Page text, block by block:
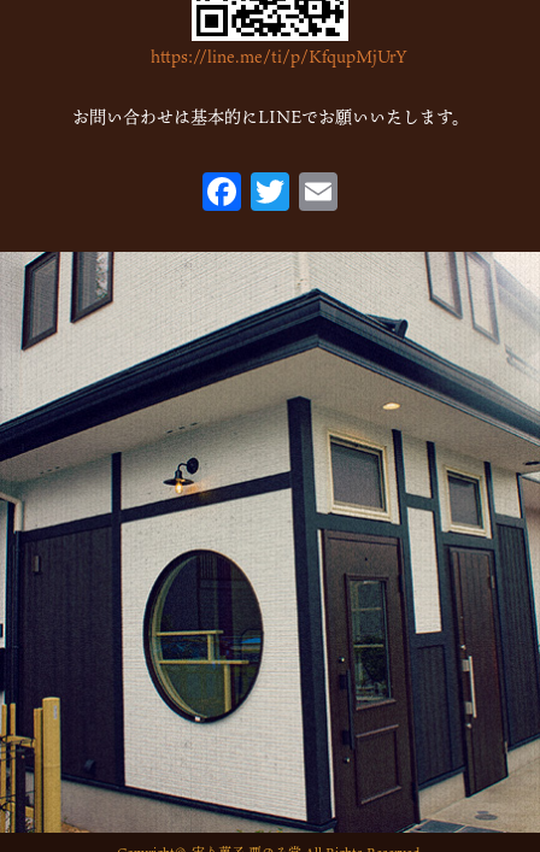
2022年10月(6)
2022年9月(1)
2022年7月(1)
2022年3月
(1)
2021年10月(1)
2021年9月(1)
2021年8月
2021年6月 (1)
2021年5月
(1)
2021年4月
(1)
2021年2月 (2)
2021年1月 (2)
2020年12月 (5)
2020年11月(2)
2020年10月(1)
2020年9月 (1)
2020年7月(1)
2020年6月(1)
https://line.me/ti/p/KfqupMjUrY
お問い合わせは基本的にLINEでお願いいたします。
F
ac
eb
o
o
k
T
w
itt
er
ai
l